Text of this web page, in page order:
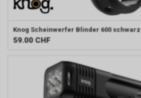
Knog Scheinwerfer Blinder 600 schwarz
59.00 CHF